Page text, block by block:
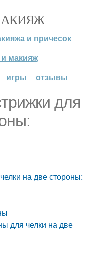
и причесок
и макияж
игры отзывы
для
на две стороны:
для челки на две